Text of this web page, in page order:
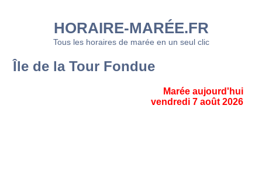
HORAIRE-MARÉE.FR
Tous les horaires de marée en un seul clic
Île de la Tour Fondue
Marée aujourd'hui
vendredi 7 août 2026